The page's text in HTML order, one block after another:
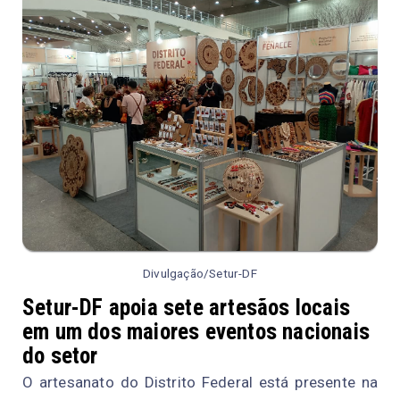
Divulgação/Setur-DF
Setur-DF apoia sete artesãos locais
em um dos maiores eventos nacionais
do setor
O artesanato do Distrito Federal está presente na